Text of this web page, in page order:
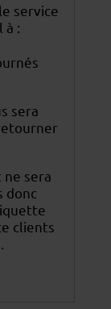
service
à :
sera
sera
donc
clients